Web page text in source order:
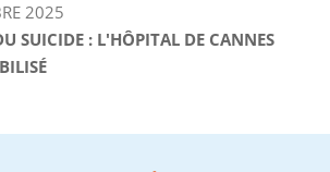
2025
SUICIDE : L'HÔPITAL DE CANNES